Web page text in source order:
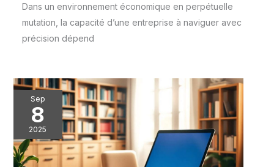
Dans un environnement économique en perpétuelle
mutation, la capacité d’une entreprise à naviguer avec
précision dépend
Sep
8
2025